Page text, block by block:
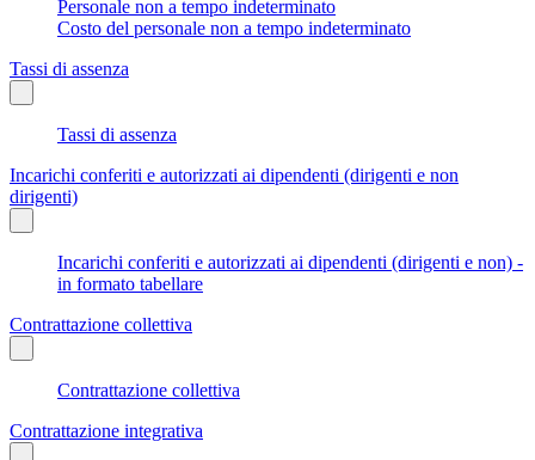
Personale non a tempo indeterminato
Costo del personale non a tempo indeterminato
Tassi di assenza
Tassi di assenza
Incarichi conferiti e autorizzati ai dipendenti (dirigenti e non
dirigenti)
Incarichi conferiti e autorizzati ai dipendenti (dirigenti e non) -
in formato tabellare
Contrattazione collettiva
Contrattazione collettiva
Contrattazione integrativa